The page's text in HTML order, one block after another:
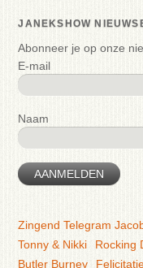
JANEKSHOW
Abonneer je op onze
E-mail
Naam
AANMELDEN
Zingend Telegram
Tonny & Nikki
Rocking
Butler Burney